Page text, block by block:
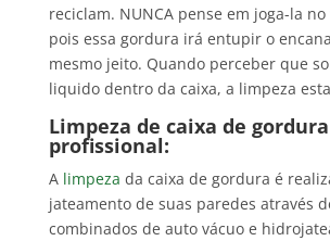
reciclam. NUNCA pense em joga-la
pois essa gordura irá entupir o
mesmo jeito. Quando perceber que
liquido dentro da caixa, a limpeza
Limpeza de caixa de gordura
profissional:
A limpeza da caixa de gordura é
jateamento de suas paredes através
combinados de auto vácuo e